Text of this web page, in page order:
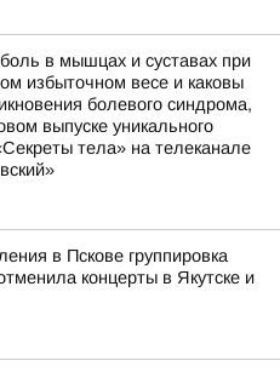
в мышцах и суставах при
избыточном весе и каковы
болевого синдрома,
выпуске уникального
тела» на телеканале
в Пскове группировка
концерты в Якутске и